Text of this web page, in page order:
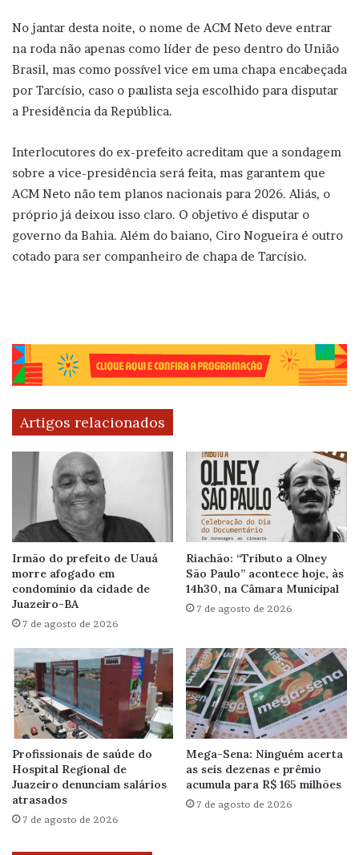
No jantar desta noite, o nome de ACM Neto deve entrar
na roda não apenas como líder de peso dentro do União
Brasil, mas como possível vice em uma chapa encabeçada
por Tarcísio, caso o paulista seja escolhido para disputar
a Presidência da República.
Interlocutores do ex-prefeito acreditam que a sondagem
sobre a vice-presidência será feita, mas garantem que
ACM Neto não tem planos nacionais para 2026. Aliás, o
próprio já deixou isso claro. O objetivo é disputar o
governo da Bahia. Além do baiano, Ciro Nogueira é outro
cotado para ser companheiro de chapa de Tarcísio.
Artigos relacionados
Irmão do prefeito de Uauá
morre afogado em
condomínio da cidade de
Juazeiro-BA
7 de agosto de 2026
Riachão: “Tributo a Olney
São Paulo” acontece hoje, às
14h30, na Câmara Municipal
7 de agosto de 2026
Profissionais de saúde do
Hospital Regional de
Juazeiro denunciam salários
atrasados
7 de agosto de 2026
Mega-Sena: Ninguém acerta
as seis dezenas e prêmio
acumula para R$ 165 milhões
7 de agosto de 2026